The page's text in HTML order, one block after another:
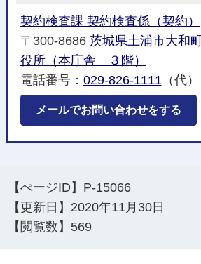
契約検査課 契約検査係（契約）
〒300-8686 茨城県土浦市大和
役所（本庁舎 ３階）
電話番号： 029-826-1111（代）
メールでお問い合わせをする
【ぺージID】 P-15066
【更新日】 2020年11月30日
【閲覧数】 569